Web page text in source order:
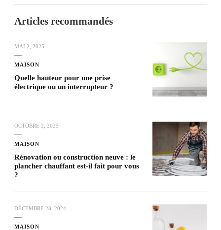
Articles recommandés
MAI 2, 2025
MAISON
Quelle hauteur pour une prise
électrique ou un interrupteur ?
OCTOBRE 2, 2025
MAISON
Rénovation ou construction neuve : le
plancher chauffant est-il fait pour vous
?
DÉCEMBRE 28, 2024
MAISON